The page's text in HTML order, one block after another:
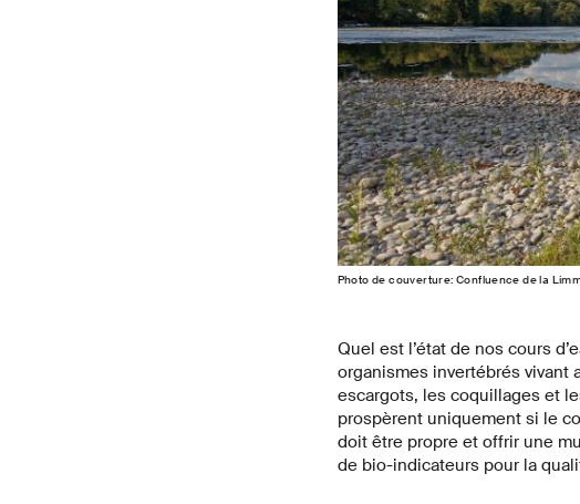
Photo de couverture: Confluence de la
Quel est l’état de nos cours
organismes invertébrés vivant
escargots, les coquillages et
prospèrent uniquement si le
doit être propre et offrir une
de bio-indicateurs pour la